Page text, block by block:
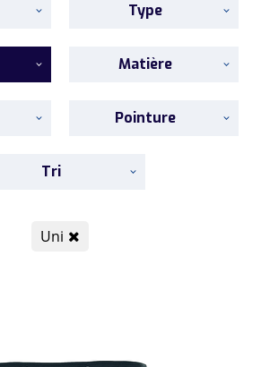
Type
Matière
Pointure
Tri
Uni